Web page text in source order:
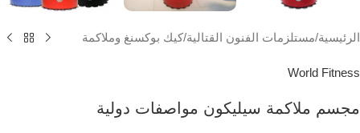
الرئيسية/مستلزمات الفنون القتالية/كيك بوكسنغ وملاكمة
World Fitness
مجسم ملاكمة سيليكون مواصفات دولية